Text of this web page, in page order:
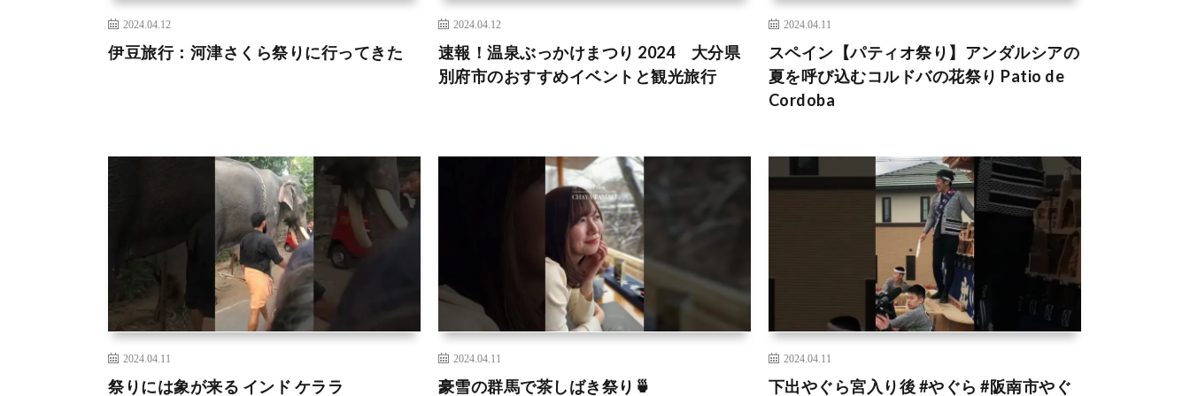
2024.04.12
伊豆旅行：河津さくら祭りに行ってきた
2024.04.12
速報！温泉ぶっかけまつり 2024 大分県
別府市のおすすめイベントと観光旅行
2024.04.11
スペイン【パティオ祭り】アンダルシアの
夏を呼び込むコルドバの花祭り Patio de
Cordoba
2024.04.11
祭りには象が来る インド ケララ
2024.04.11
豪雪の群馬で茶しばき祭り🍵
2024.04.11
下出やぐら宮入り後 #やぐら #阪南市やぐ